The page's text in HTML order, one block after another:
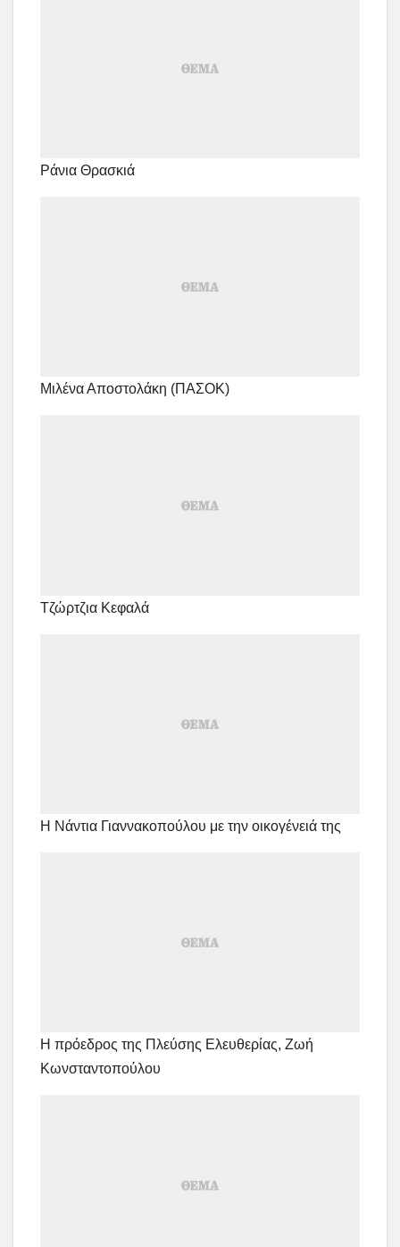
Ράνια Θρασκιά
Μιλένα Αποστολάκη (ΠΑΣΟΚ)
Τζώρτζια Κεφαλά
Η Νάντια Γιαννακοπούλου με την οικογένειά της
Η πρόεδρος της Πλεύσης Ελευθερίας, Ζωή
Κωνσταντοπούλου